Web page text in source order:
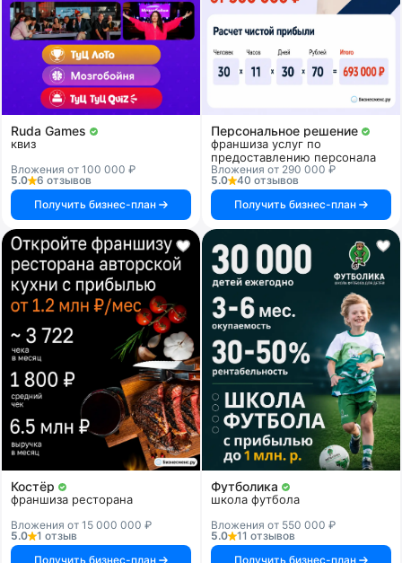
Ruda Games
квиз
Вложения от 100 000 ₽
5.0
6 отзывов
Получить бизнес-план
Персональное решение
франшиза услуг по
предоставлению персонала
Вложения от 290 000 ₽
5.0
40 отзывов
Получить бизнес-план
Костёр
франшиза ресторана
Вложения от 15 000 000 ₽
5.0
1 отзыв
Получить бизнес-план
Футболика
школа футбола
Вложения от 550 000 ₽
5.0
11 отзывов
Получить бизнес-план